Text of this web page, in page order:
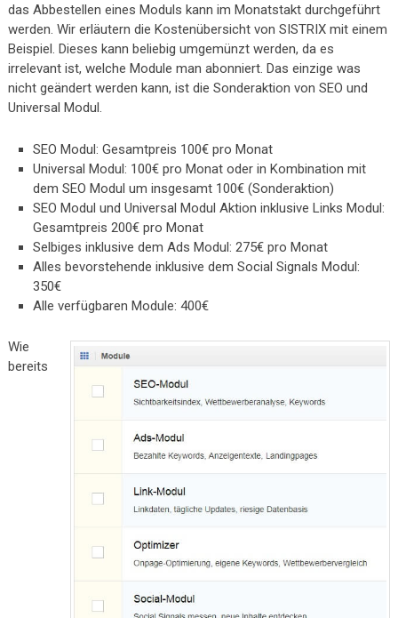
das Abbestellen eines Moduls kann im Monatstakt durchgeführt
werden. Wir erläutern die Kostenübersicht von SISTRIX mit einem
Beispiel. Dieses kann beliebig umgemünzt werden, da es
irrelevant ist, welche Module man abonniert. Das einzige was
nicht geändert werden kann, ist die Sonderaktion von SEO und
Universal Modul.
SEO Modul: Gesamtpreis 100€ pro Monat
Universal Modul: 100€ pro Monat oder in Kombination mit
dem SEO Modul um insgesamt 100€ (Sonderaktion)
SEO Modul und Universal Modul Aktion inklusive Links Modul:
Gesamtpreis 200€ pro Monat
Selbiges inklusive dem Ads Modul: 275€ pro Monat
Alles bevorstehende inklusive dem Social Signals Modul:
350€
Alle verfügbaren Module: 400€
Wie
bereits